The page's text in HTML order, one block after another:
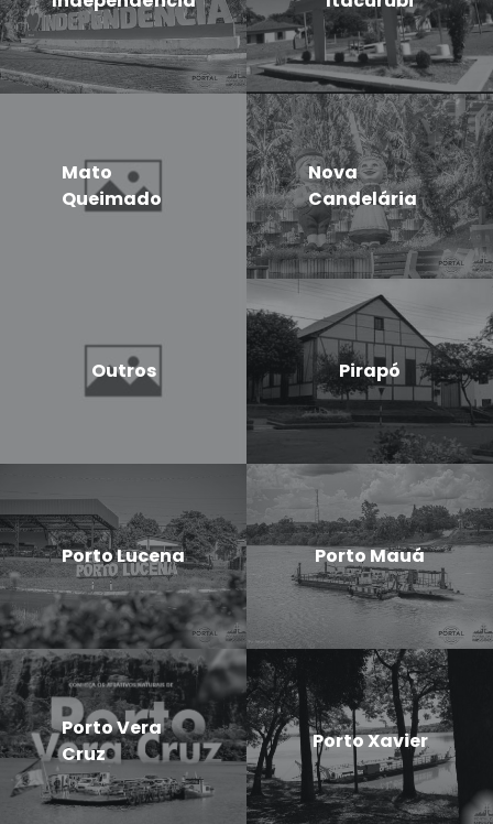
Mato
Queimado
Nova
Candelária
Outros Pirapó
Porto Lucena Porto Mauá
Porto Vera
Cruz
Porto Xavier